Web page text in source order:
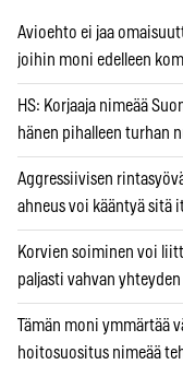
Avioehto ei jaa
joihin moni edelleen
HS: Korjaaja nimeää
hänen pihalleen turhan
Aggressiivisen
ahneus voi kääntyä sitä
Korvien soiminen voi
paljasti vahvan yhteyden
Tämän moni ymmärtää
hoitosuositus nimeää